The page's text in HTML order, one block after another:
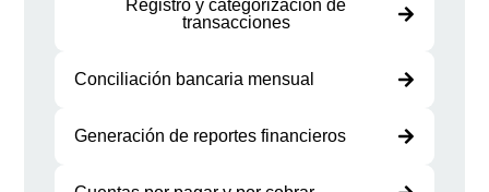
Registro y categorización de
transacciones
Conciliación bancaria mensual
Generación de reportes financieros